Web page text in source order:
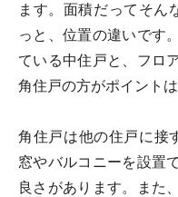
ます。面積だってそん
っと、位置の違いです
ている中住戸と、フロ
角住戸の方がポイント
角住戸は他の住戸に接
窓やバルコニーを設置
良さがあります。また